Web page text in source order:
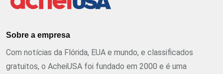
Sobre a empresa
Com notícias da Flórida, EUA e mundo, e classificados
gratuitos, o AcheiUSA foi fundado em 2000 e é uma